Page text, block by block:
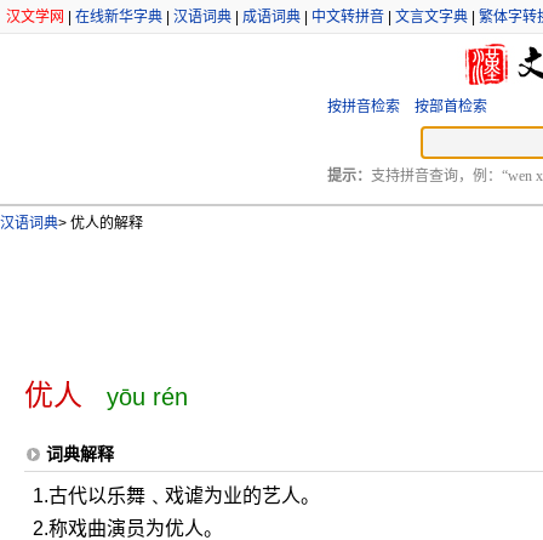
汉文学网 在线新华字典 汉语词典 成语词典 中文转拼音 文言文字典 繁体字转
按拼音检索 按部首检索
提示： 支持拼音查询，例：“wen
汉语词典> 优人的解释
优人 yōu rén
词典解释
1.古代以乐舞﹑戏谑为业的艺人。
2.称戏曲演员为优人。